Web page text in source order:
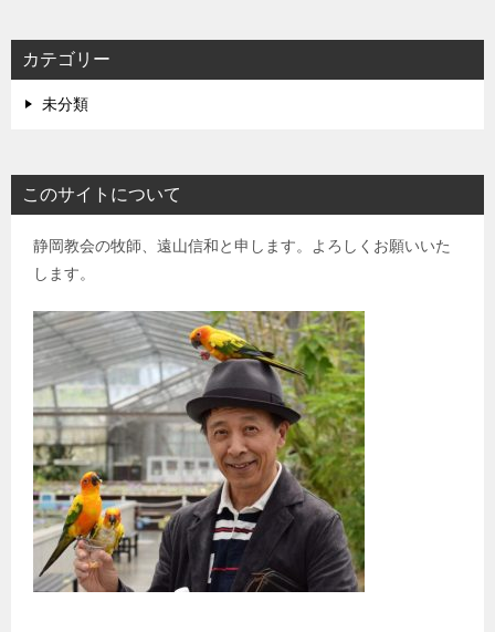
カテゴリー
未分類
このサイトについて
静岡教会の牧師、遠山信和と申します。よろしくお願いいた
します。